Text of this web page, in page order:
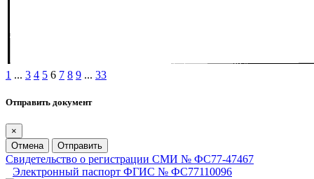
1 ... 3 4 5 6 7 8 9 ... 33
Отправить документ
×
Отмена
Отправить
Свидетельство о регистрации СМИ № ФС77-47467
Электронный паспорт ФГИС № ФС77110096